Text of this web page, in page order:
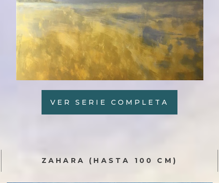
VER SERIE COMPLETA
ZAHARA (HASTA 100 CM)